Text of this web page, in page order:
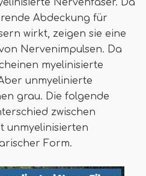
Nervenfaser. Da
Abdeckung für
wirkt, zeigen sie eine
Nervenimpulsen. Da
myelinisierte
unmyelinierte
grau. Die folgende
zwischen
unmyelinisierten
Form.